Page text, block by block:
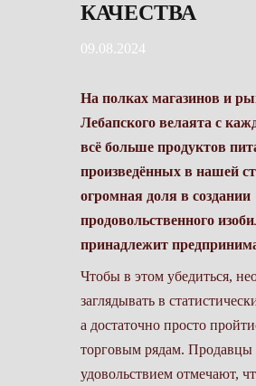
КАЧЕСТВА
09.08.2024
На полках магазинов и
Лебапского велаята c
всё больше продуктов
произведённых в нашей
огромная доля в создании
продовольственного
принадлежит
Чтобы в этом убедиться,
заглядывать в
а достаточно просто
торговым рядам. Продавцы
удовольствием отмечают,